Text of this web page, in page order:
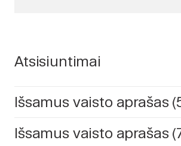
Atsisiuntimai
Išsamus vaisto aprašas
Išsamus vaisto aprašas